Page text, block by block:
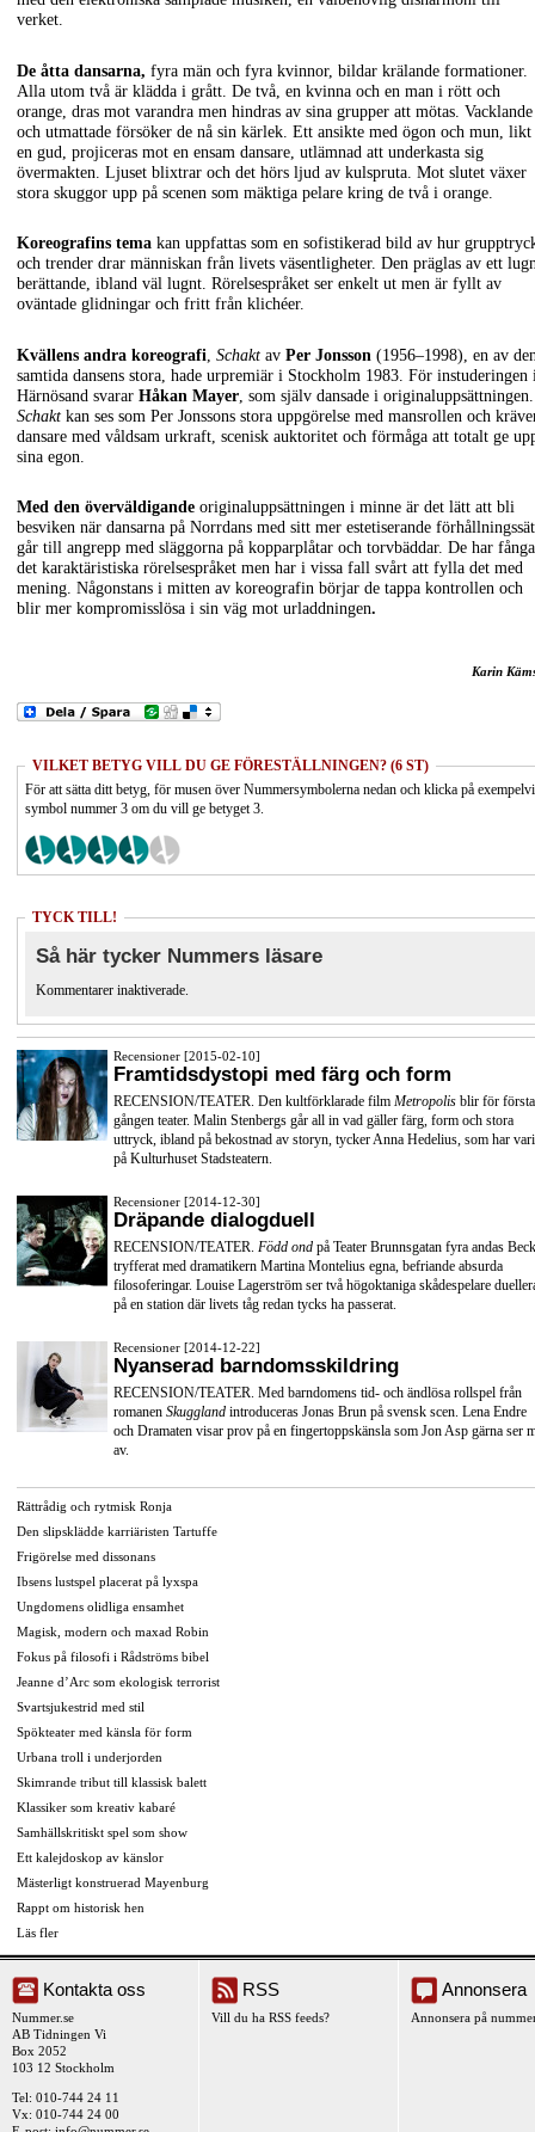
verket.
De åtta dansarna, fyra män och fyra kvinnor, bildar krälande formationer.
Alla utom två är klädda i grått. De två, en kvinna och en man i rött och
orange, dras mot varandra men hindras av sina grupper att mötas. Vacklande
och utmattade försöker de nå sin kärlek. Ett ansikte med ögon och mun, likt
en gud, projiceras mot en ensam dansare, utlämnad att underkasta sig
övermakten. Ljuset blixtrar och det hörs ljud av kulspruta. Mot slutet växer
stora skuggor upp på scenen som mäktiga pelare kring de två i orange.
Koreografins tema kan uppfattas som en sofistikerad bild av hur
och trender drar människan från livets väsentligheter. Den präglas av ett
berättande, ibland väl lugnt. Rörelsespråket ser enkelt ut men är fyllt av
oväntade glidningar och fritt från klichéer.
Kvällens andra koreografi Schakt av Per Jonsson (1956–1998), en av
samtida dansens stora, hade urpremiär i Stockholm 1983. För instuderingen
Härnösand svarar Håkan Mayer , som själv dansade i originaluppsättningen.
Schakt kan ses som Per Jonssons stora uppgörelse med mansrollen och
dansare med våldsam urkraft, scenisk auktoritet och förmåga att totalt ge
sina egon.
Med den överväldigande originaluppsättningen i minne är det lätt att bli
besviken när dansarna på Norrdans med sitt mer estetiserande
går till angrepp med släggorna på kopparplåtar och torvbäddar. De har
det karaktäristiska rörelsespråket men har i vissa fall svårt att fylla det med
mening. Någonstans i mitten av koreografin börjar de tappa kontrollen och
blir mer kompromisslösa i sin väg mot urladdningen.
Karin
VILKET BETYG VILL DU GE FÖRESTÄLLNINGEN? (6 ST)
För att sätta ditt betyg, för musen över Nummersymbolerna nedan och klicka på
symbol nummer 3 om du vill ge betyget 3.
TYCK TILL!
Så här tycker Nummers läsare
Kommentarer inaktiverade.
Recensioner [2015-02-10]
Framtidsdystopi med färg och form
RECENSION/TEATER. Den kultförklarade film Metropolis blir för första
gången teater. Malin Stenbergs går all in vad gäller färg, form och stora
uttryck, ibland på bekostnad av storyn, tycker Anna Hedelius, som har
på Kulturhuset Stadsteatern.
Recensioner [2014-12-30]
Dräpande dialogduell
RECENSION/TEATER. Född ond på Teater Brunnsgatan fyra andas
tryfferat med dramatikern Martina Montelius egna, befriande absurda
filosoferingar. Louise Lagerström ser två högoktaniga skådespelare
på en station där livets tåg redan tycks ha passerat.
Recensioner [2014-12-22]
Nyanserad barndomsskildring
RECENSION/TEATER. Med barndomens tid- och ändlösa rollspel från
romanen Skuggland introduceras Jonas Brun på svensk scen. Lena Endre
och Dramaten visar prov på en fingertoppskänsla som Jon Asp gärna ser
av.
Rättrådig och rytmisk Ronja
Den slipsklädde karriäristen Tartuffe
Frigörelse med dissonans
Ibsens lustspel placerat på lyxspa
Ungdomens olidliga ensamhet
Magisk, modern och maxad Robin
Fokus på filosofi i Rådströms bibel
Jeanne d’Arc som ekologisk terrorist
Svartsjukestrid med stil
Spökteater med känsla för form
Urbana troll i underjorden
Skimrande tribut till klassisk balett
Klassiker som kreativ kabaré
Samhällskritiskt spel som show
Ett kalejdoskop av känslor
Mästerligt konstruerad Mayenburg
Rappt om historisk hen
Läs fler
Kontakta oss
Nummer.se
AB Tidningen Vi
Box 2052
103 12 Stockholm
Tel: 010-744 24 11
Vx: 010-744 24 00
RSS
Vill du ha RSS feeds?
Annonsera
Annonsera på